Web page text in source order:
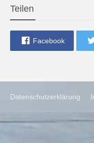
Teilen
Facebook
Datenschutzerklärung